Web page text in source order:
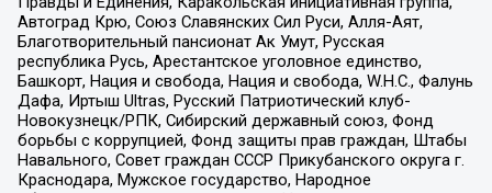
Автоград Крю, Союз Славянских Сил Руси, Алля-Аят,
Благотворительный пансионат Ак Умут, Русская
республика Русь, Арестантское уголовное единство,
Башкорт, Нация и свобода, Нация и свобода, W.H.С., Фалунь
Дафа, Иртыш Ultras, Русский Патриотический клуб-
Новокузнецк/РПК, Сибирский державный союз, Фонд
борьбы с коррупцией, Фонд защиты прав граждан, Штабы
Навального, Совет граждан СССР Прикубанского округа г.
Краснодара, Мужское государство, Народное